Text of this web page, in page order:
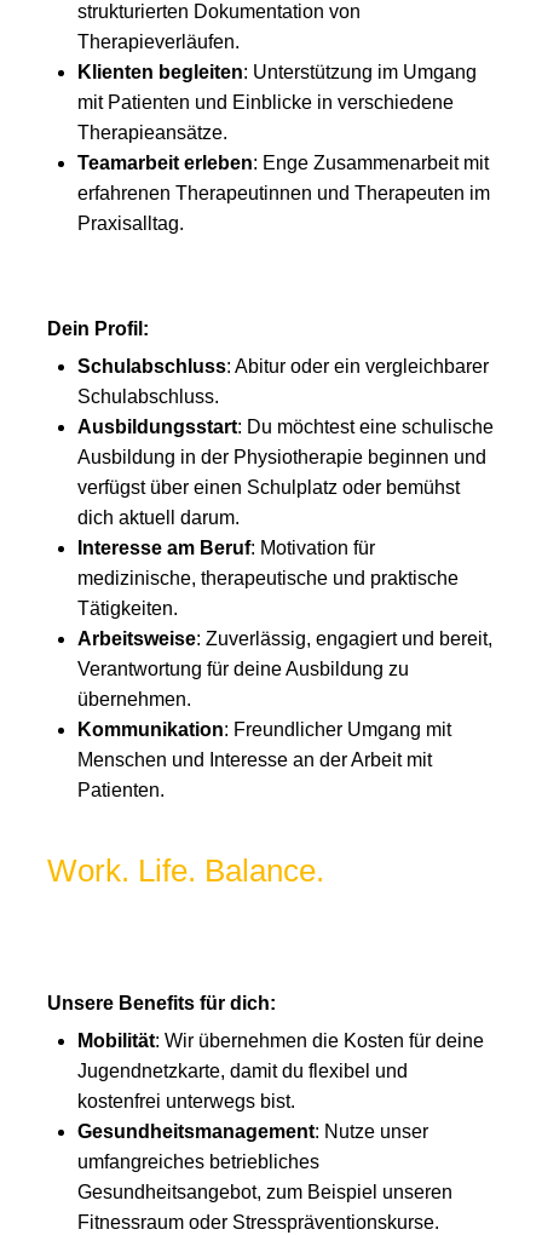
strukturierten Dokumentation von
Therapieverläufen.
Klienten begleiten: Unterstützung im Umgang
mit Patienten und Einblicke in verschiedene
Therapieansätze.
Teamarbeit erleben: Enge Zusammenarbeit mit
erfahrenen Therapeutinnen und Therapeuten im
Praxisalltag.
Dein Profil:
Schulabschluss: Abitur oder ein vergleichbarer
Schulabschluss.
Ausbildungsstart: Du möchtest eine schulische
Ausbildung in der Physiotherapie beginnen und
verfügst über einen Schulplatz oder bemühst
dich aktuell darum.
Interesse am Beruf: Motivation für
medizinische, therapeutische und praktische
Tätigkeiten.
Arbeitsweise: Zuverlässig, engagiert und bereit,
Verantwortung für deine Ausbildung zu
übernehmen.
Kommunikation: Freundlicher Umgang mit
Menschen und Interesse an der Arbeit mit
Patienten.
Work. Life. Balance.
Unsere Benefits für dich:
Mobilität: Wir übernehmen die Kosten für deine
Jugendnetzkarte, damit du flexibel und
kostenfrei unterwegs bist.
Gesundheitsmanagement: Nutze unser
umfangreiches betriebliches
Gesundheitsangebot, zum Beispiel unseren
Fitnessraum oder Stresspräventionskurse.